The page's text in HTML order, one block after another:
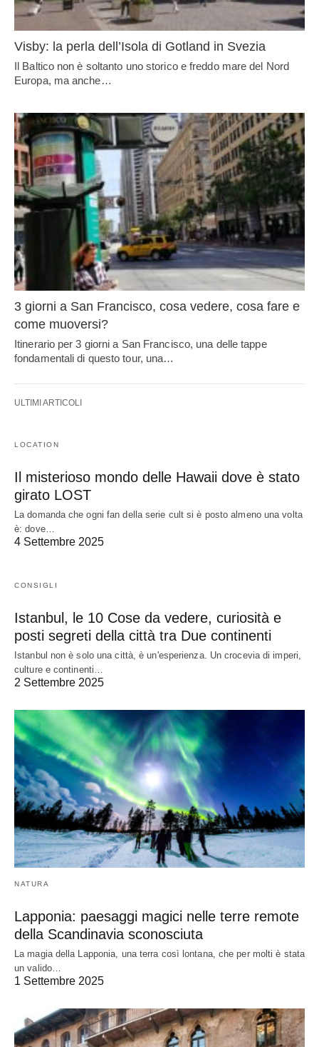
Visby: la perla dell’Isola di Gotland in Svezia
Il Baltico non è soltanto uno storico e freddo mare del Nord
Europa, ma anche…
3 giorni a San Francisco, cosa vedere, cosa fare e
come muoversi?
Itinerario per 3 giorni a San Francisco, una delle tappe
fondamentali di questo tour, una…
ULTIMI ARTICOLI
LOCATION
Il misterioso mondo delle Hawaii dove è stato
girato LOST
La domanda che ogni fan della serie cult si è posto almeno una volta
è: dove…
4 Settembre 2025
CONSIGLI
Istanbul, le 10 Cose da vedere, curiosità e
posti segreti della città tra Due continenti
Istanbul non è solo una città, è un'esperienza. Un crocevia di imperi,
culture e continenti…
2 Settembre 2025
NATURA
Lapponia: paesaggi magici nelle terre remote
della Scandinavia sconosciuta
La magia della Lapponia, una terra così lontana, che per molti è stata
un valido…
1 Settembre 2025